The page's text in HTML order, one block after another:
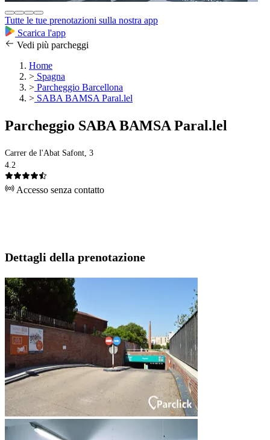
Tutte le tue prenotazioni sulla nostra app
Scarica l'app
Vedi più parcheggi
Home
> Spagna
> Parcheggio Barcellona
> SABA BAMSA Paral.lel
Parcheggio SABA BAMSA Paral.lel
Carrer de l'Abat Safont, 3
4.2
Accesso senza contatto
Dettagli della prenotazione